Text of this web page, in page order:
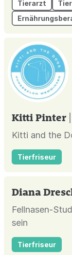
Tierarzt
Kitti Pinter
Kitti and the
Tierfriseur
Diana
Fellnasen-
sein
Tierfriseur